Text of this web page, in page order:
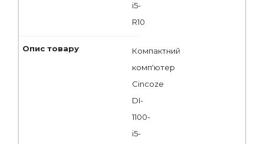
i5-
R10
Компактний
комп'ютер
Cincoze
DI-
1100-
i5-